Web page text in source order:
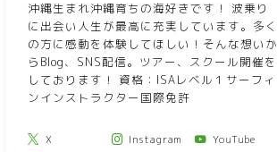
沖縄生まれ沖縄育ちの海好きです！ 波乗り
に出会い人生が最高に充実しています。多く
の方に感動を体験してほしい！そんな想いか
らBlog、SNS配信。ツアー、スクール開催を
しております！ 資格：ISAレベル１サーフィ
ンインストラクター国際免許
X Instagram
YouTube